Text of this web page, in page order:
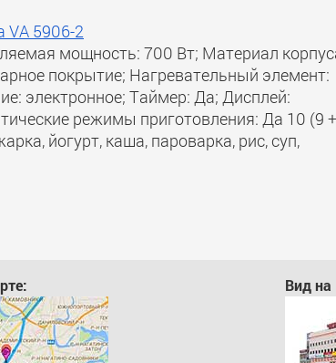
VA 5906-2
мощность: 700 Вт; Материал
покрытие; Нагревательный элемент:
электронное; Таймер: Да; Дисплей:
режимы приготовления: Да 10 (9 +
йогурт, каша, пароварка, рис, суп,
Вид на